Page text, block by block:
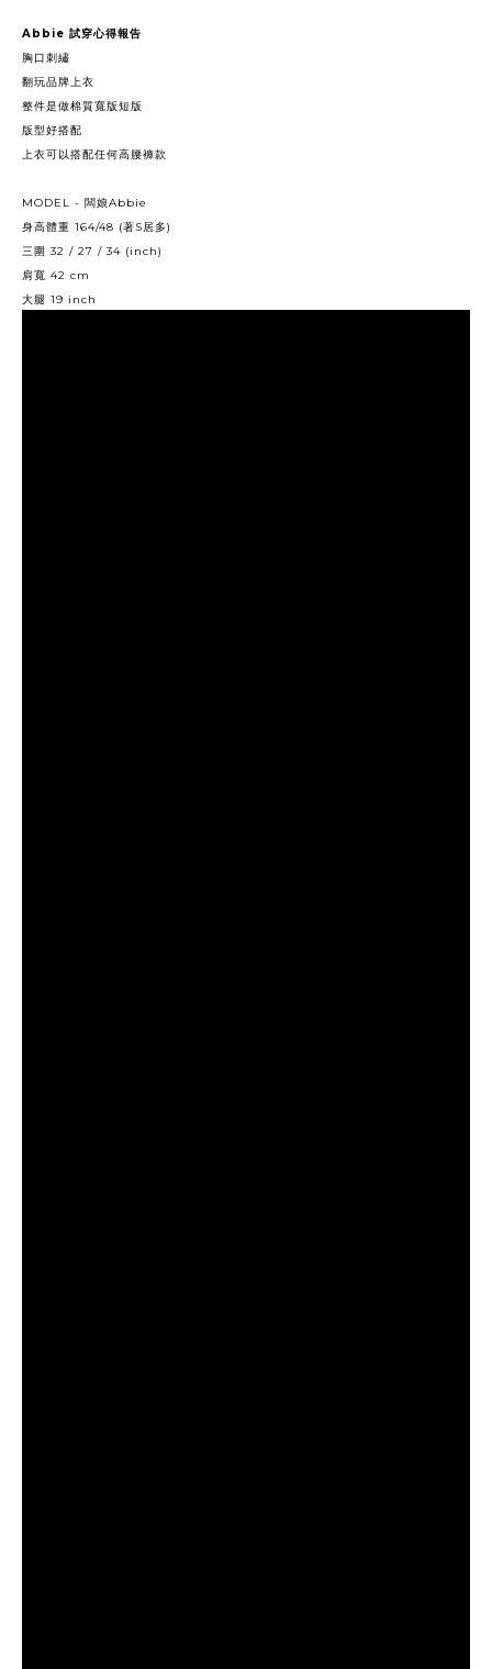
Abbie 試穿心得報告
胸口刺繡
翻玩品牌上衣
整件是做棉質寬版短版
版型好搭配
上衣可以搭配任何高腰褲款
MODEL - 闆娘Abbie
身高體重 164/48 (著S居多)
三圍 32 / 27 / 34 (inch)
肩寬 42 cm
大腿 19 inch